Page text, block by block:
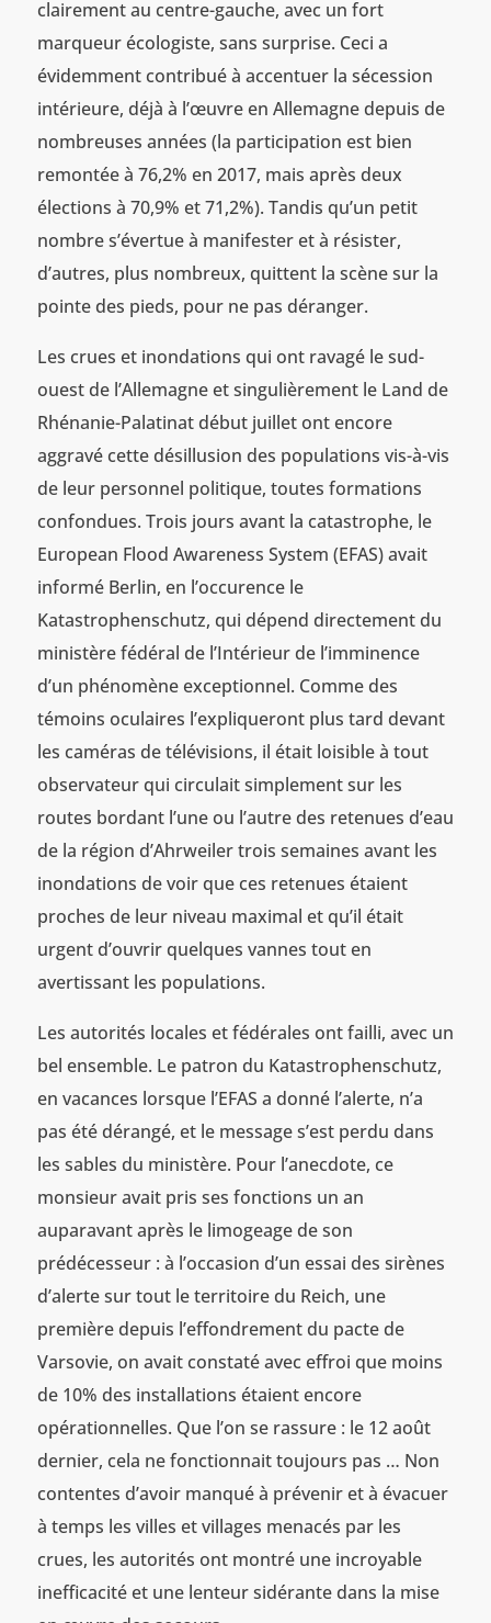
clairement au centre-gauche, avec un fort
marqueur écologiste, sans surprise. Ceci a
évidemment contribué à accentuer la sécession
intérieure, déjà à l’œuvre en Allemagne depuis de
nombreuses années (la participation est bien
remontée à 76,2% en 2017, mais après deux
élections à 70,9% et 71,2%). Tandis qu’un petit
nombre s’évertue à manifester et à résister,
d’autres, plus nombreux, quittent la scène sur la
pointe des pieds, pour ne pas déranger.
Les crues et inondations qui ont ravagé le sud-
ouest de l’Allemagne et singulièrement le Land de
Rhénanie-Palatinat début juillet ont encore
aggravé cette désillusion des populations vis-à-vis
de leur personnel politique, toutes formations
confondues. Trois jours avant la catastrophe, le
European Flood Awareness System (EFAS) avait
informé Berlin, en l’occurence le
Katastrophenschutz, qui dépend directement du
ministère fédéral de l’Intérieur de l’imminence
d’un phénomène exceptionnel. Comme des
témoins oculaires l’expliqueront plus tard devant
les caméras de télévisions, il était loisible à tout
observateur qui circulait simplement sur les
routes bordant l’une ou l’autre des retenues d’eau
de la région d’Ahrweiler trois semaines avant les
inondations de voir que ces retenues étaient
proches de leur niveau maximal et qu’il était
urgent d’ouvrir quelques vannes tout en
avertissant les populations.
Les autorités locales et fédérales ont failli, avec un
bel ensemble. Le patron du Katastrophenschutz,
en vacances lorsque l’EFAS a donné l’alerte, n’a
pas été dérangé, et le message s’est perdu dans
les sables du ministère. Pour l’anecdote, ce
monsieur avait pris ses fonctions un an
auparavant après le limogeage de son
prédécesseur : à l’occasion d’un essai des sirènes
d’alerte sur tout le territoire du Reich, une
première depuis l’effondrement du pacte de
Varsovie, on avait constaté avec effroi que moins
de 10% des installations étaient encore
opérationnelles. Que l’on se rassure : le 12 août
dernier, cela ne fonctionnait toujours pas … Non
contentes d’avoir manqué à prévenir et à évacuer
à temps les villes et villages menacés par les
crues, les autorités ont montré une incroyable
inefficacité et une lenteur sidérante dans la mise